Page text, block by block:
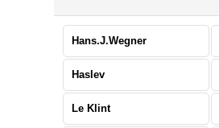
Hans.J.Wegner
Haslev
Le Klint